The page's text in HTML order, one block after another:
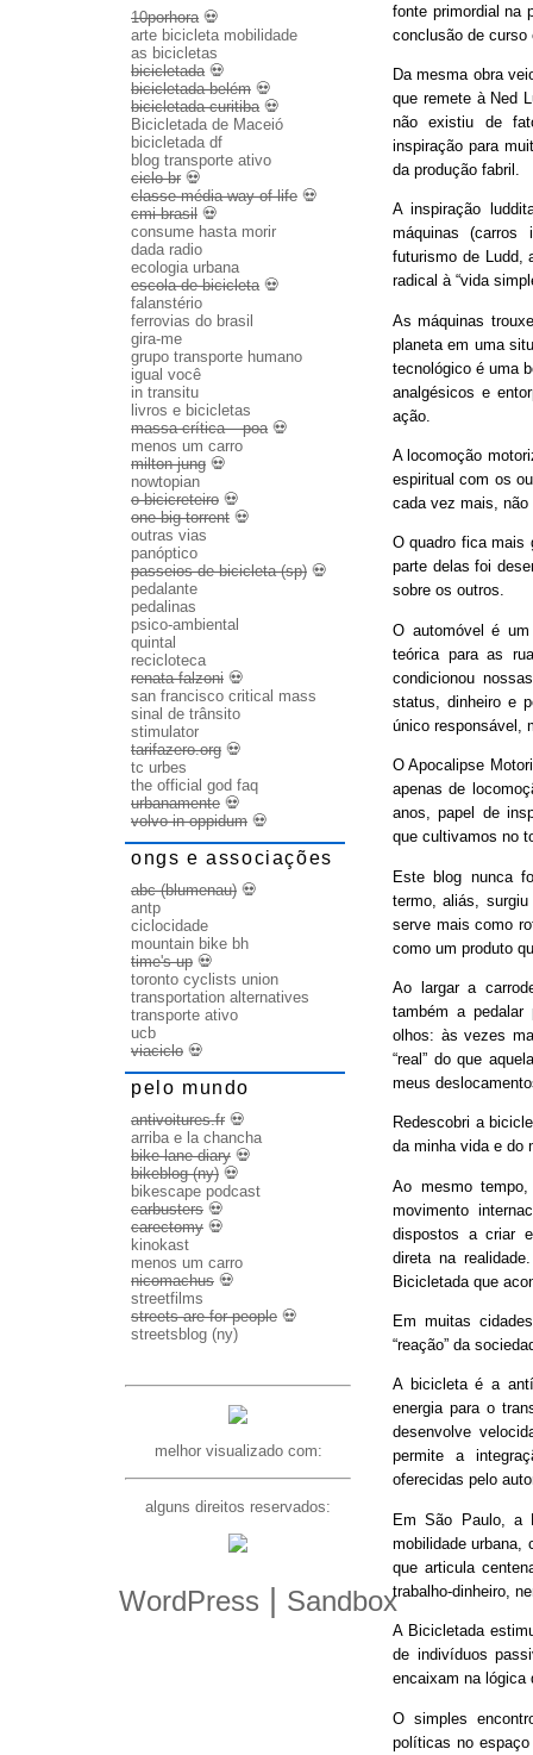
fonte primordial na
conclusão de curso
Da mesma obra
que remete à Ned
não existiu de
inspiração para
da produção fabril.
A inspiração
máquinas (carros
futurismo de Ludd,
radical à “vida
As máquinas
planeta em uma
tecnológico é uma
analgésicos e
ação.
A locomoção
espiritual com os
cada vez mais,
O quadro fica mais
parte delas foi
sobre os outros.
O automóvel é
teórica para as
condicionou
status, dinheiro e
único responsável,
O Apocalipse
apenas de
anos, papel de
que cultivamos no
Este blog nunca
termo, aliás,
serve mais como
como um produto
Ao largar a
também a pedalar
olhos: às vezes
“real” do que
meus
Redescobri a
da minha vida e do
Ao mesmo
movimento
dispostos a criar
direta na
Bicicletada que
Em muitas
“reação” da
A bicicleta é a
energia para o
desenvolve
permite a
oferecidas pelo
Em São Paulo, a
mobilidade urbana,
que articula
trabalho-dinheiro,
A Bicicletada
de indivíduos
encaixam na lógica
O simples
políticas no
10porhora💀
arte bicicleta mobilidade
as bicicletas
bicicletada💀
bicicletada belém 💀
bicicletada curitiba💀
Bicicletada de Maceió
bicicletada df
blog transporte ativo
ciclo br 💀
classe média way of life 💀
cmi brasil 💀
consume hasta morir
dada radio
ecologia urbana
escola de bicicleta💀
falanstério
ferrovias do brasil
gira-me
grupo transporte humano
igual você
in transitu
livros e bicicletas
massa crítica – poa💀
menos um carro
milton jung 💀
nowtopian
o bicicreteiro 💀
one big torrent 💀
outras vias
panóptico
passeios de bicicleta (sp) 💀
pedalante
pedalinas
psico-ambiental
quintal
recicloteca
renata falzoni 💀
san francisco critical mass
sinal de trânsito
stimulator
tarifazero.org 💀
tc urbes
the official god faq
urbanamente 💀
volvo in oppidum 💀
ongs e associações
abc (blumenau) 💀
antp
ciclocidade
mountain bike bh
time's up 💀
toronto cyclists union
transportation alternatives
transporte ativo
ucb
viaciclo 💀
pelo mundo
antivoitures.fr 💀
arriba e la chancha
bike lane diary 💀
bikeblog (ny) 💀
bikescape podcast
carbusters 💀
carectomy 💀
kinokast
menos um carro
nicomachus 💀
streetfilms
streets are for people 💀
streetsblog (ny)
melhor visualizado com:
alguns direitos reservados:
WordPress Sandbox